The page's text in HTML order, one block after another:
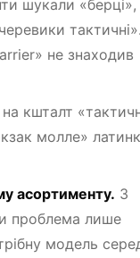
шукали
не знаходив
кшталт
молле»
асортименту. З
проблема лише
модель